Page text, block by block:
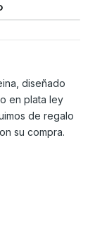
diseñado
en plata ley
de regalo
su compra.